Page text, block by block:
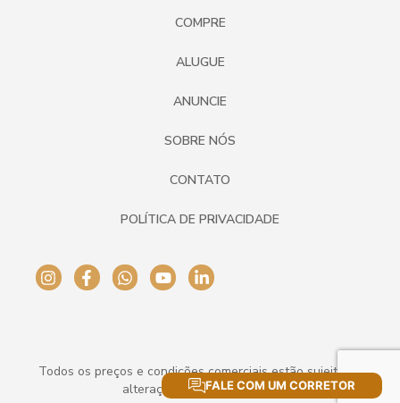
COMPRE
ALUGUE
ANUNCIE
SOBRE NÓS
CONTATO
POLÍTICA DE PRIVACIDADE
Todos os preços e condições comerciais estão sujeitos a
alteração sem aviso prévio.FALE COM UM CORRETOR